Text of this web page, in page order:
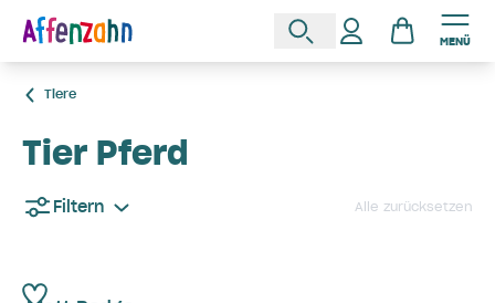
MENÜ
Tiere
Tier Pferd
Filtern Alle zurücksetzen